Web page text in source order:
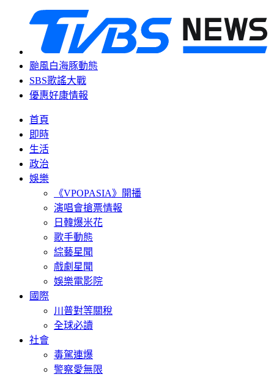
颱風白海豚動態
SBS歌謠大戰
優惠好康情報
首頁
即時
生活
政治
娛樂
《VPOPASIA》開播
演唱會搶票情報
日韓爆米花
歌手動態
綜藝星聞
戲劇星聞
娛樂電影院
國際
川普對等關稅
全球必讀
社會
毒駕連爆
警察愛無限